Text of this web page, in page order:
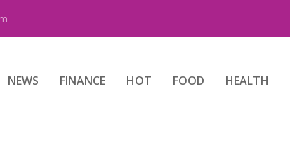
NEWS FINANCE HOT FOOD HEALTH